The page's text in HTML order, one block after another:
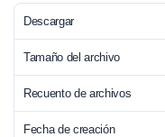
Descargar
Tamaño del archivo
Recuento de archivos
Fecha de creación